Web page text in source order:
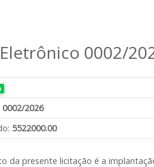
0002/
0002/2026
5522000.00
da presente licitação é a